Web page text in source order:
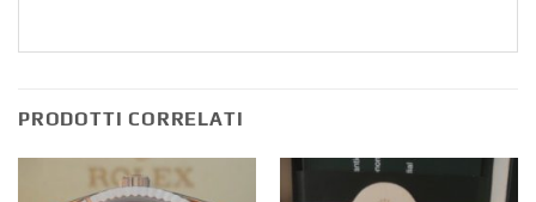
PRODOTTI CORRELATI